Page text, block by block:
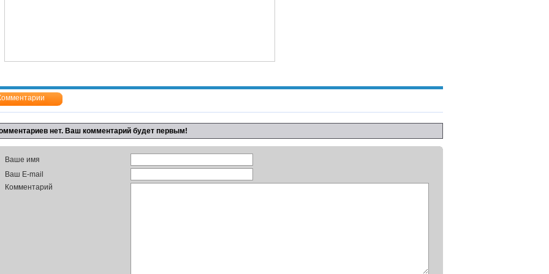
нет. Ваш комментарий будет первым!
Ваше имя
Ваш E-mail
Комментарий